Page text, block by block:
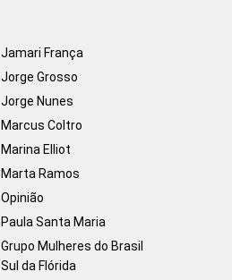
Jamari França
Jorge Grosso
Jorge Nunes
Marcus Coltro
Marina Elliot
Marta Ramos
Opinião
Paula Santa Maria
Grupo Mulheres do Brasil
Sul da Flórida